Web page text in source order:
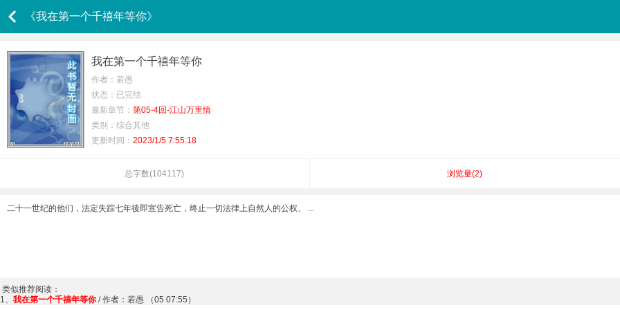
《我在第一个千禧年等你》
我在第一个千禧年等你
作者：若愚
状态：已完结
最新章节： 第05-4回-江山万里情
类别：综合其他
更新时间： 2023/1/5 7:55:18
总字数(104117) 浏览量(2)
二十一世纪的他们，法定失踪七年後即宣告死亡，终止一切法律上自然人的公权、 ...
类似推荐阅读：
1、 我在第一个千禧年等你 / 作者：若愚 （05 07:55）